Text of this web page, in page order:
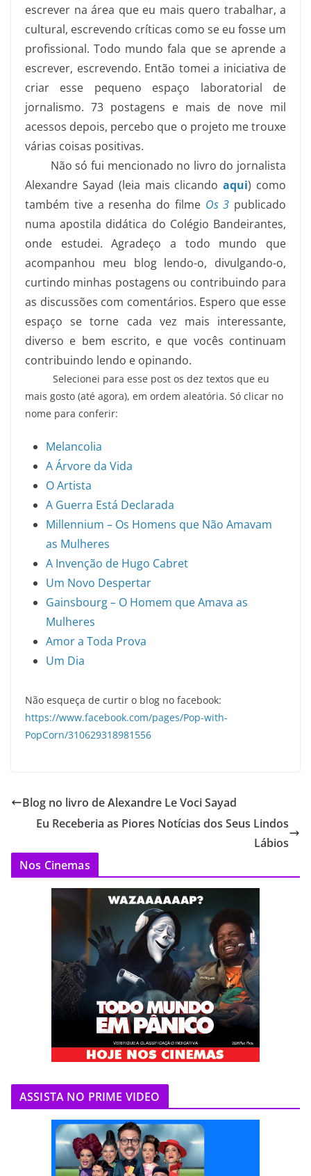
escrever na área que eu mais quero trabalhar, a
cultural, escrevendo críticas como se eu fosse um
profissional. Todo mundo fala que se aprende a
escrever, escrevendo. Então tomei a iniciativa de
criar esse pequeno espaço laboratorial de
jornalismo. 73 postagens e mais de nove mil
acessos depois, percebo que o projeto me trouxe
várias coisas positivas.
Não só fui mencionado no livro do jornalista
Alexandre Sayad (leia mais clicandoaqui) como
também tive a resenha do filme Os 3 publicado
numa apostila didática do Colégio Bandeirantes,
onde estudei. Agradeço a todo mundo que
acompanhou meu blog lendo-o, divulgando-o,
curtindo minhas postagens ou contribuindo para
as discussões com comentários. Espero que esse
espaço se torne cada vez mais interessante,
diverso e bem escrito, e que vocês continuam
contribuindo lendo e opinando.
Selecionei para esse post os dez textos que eu
mais gosto (até agora), em ordem aleatória. Só clicar no
nome para conferir:
Melancolia
A Árvore da Vida
O Artista
A Guerra Está Declarada
Millennium – Os Homens que Não Amavam
as Mulheres
A Invenção de Hugo Cabret
Um Novo Despertar
Gainsbourg – O Homem que Amava as
Mulheres
Amor a Toda Prova
Um Dia
Não esqueça de curtir o blog no facebook:
https://www.facebook.com/pages/Pop-with-
PopCorn/310629318981556
Blog no livro de Alexandre Le Voci Sayad
Eu Receberia as Piores Notícias dos Seus Lindos
Lábios
Nos Cinemas
ASSISTA NO PRIME VIDEO